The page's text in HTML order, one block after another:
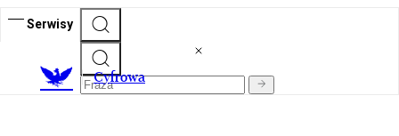
Serwisy
Cyfrowa